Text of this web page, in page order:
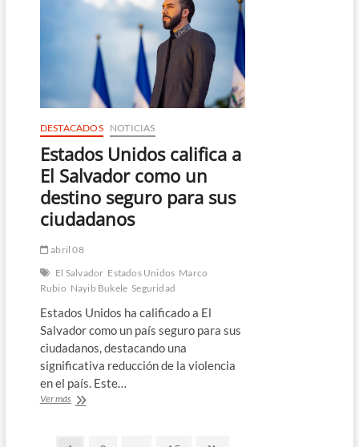
presidenta
COEXPORT
DESTACADOS NOTICIAS
Estados Unidos califica a
El Salvador como un
destino seguro para sus
ciudadanos
abril 08
El Salvador Estados Unidos Marco
Rubio Nayib Bukele Seguridad
Estados Unidos ha calificado a El
Salvador como un país seguro para sus
ciudadanos, destacando una
significativa reducción de la violencia
en el país. Este…
Ver másEstados